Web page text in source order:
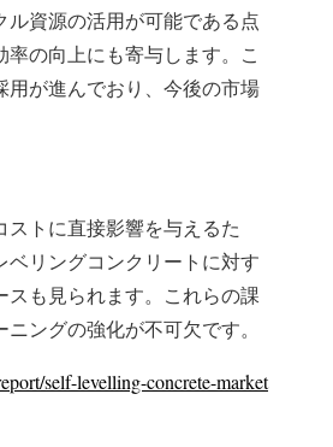
資源の活用が可能である点
の向上にも寄与します。こ
が進んでおり、今後の市場
トに直接影響を与えるた
リングコンクリートに対す
も見られます。これらの課
ングの強化が不可欠です。
self-levelling-concrete-market